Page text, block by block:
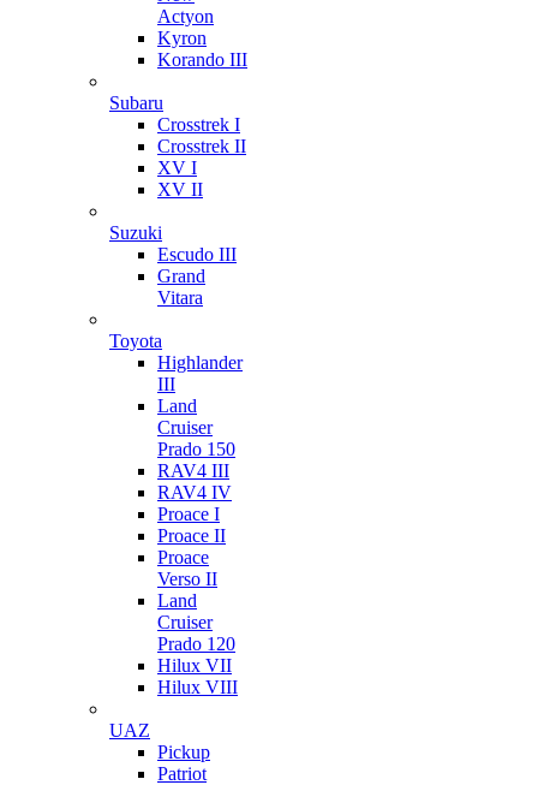
Actyon
Kyron
Korando III
Subaru
Crosstrek I
Crosstrek II
XV I
XV II
Suzuki
Escudo III
Grand
Vitara
Toyota
Highlander
III
Land
Cruiser
Prado 150
RAV4 III
RAV4 IV
Proace I
Proace II
Proace
Verso II
Land
Cruiser
Prado 120
Hilux VII
Hilux VIII
UAZ
Pickup
Patriot